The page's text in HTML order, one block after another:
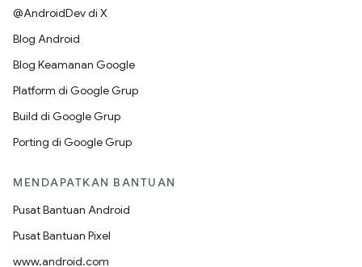
@AndroidDev di X
Blog Android
Blog Keamanan Google
Platform di Google Grup
Build di Google Grup
Porting di Google Grup
MENDAPATKAN BANTUAN
Pusat Bantuan Android
Pusat Bantuan Pixel
www.android.com